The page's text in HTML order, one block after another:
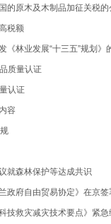
的原木及木制品加征关税的
税额
《林业发展“十三五”规划》
质量认证
认证
容
就森林保护等达成共识
政府自由贸易协定》在京签
技救灾减灾技术要点》紧急